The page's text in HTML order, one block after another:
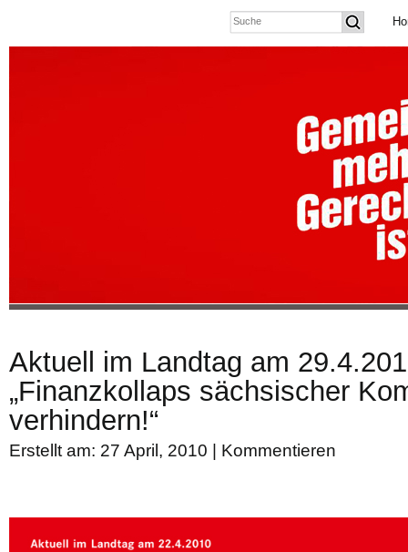
Aktuell im Landtag am
„Finanzkollaps sächsischer
verhindern!“
Erstellt am: 27 April, 2010 | Kommentieren